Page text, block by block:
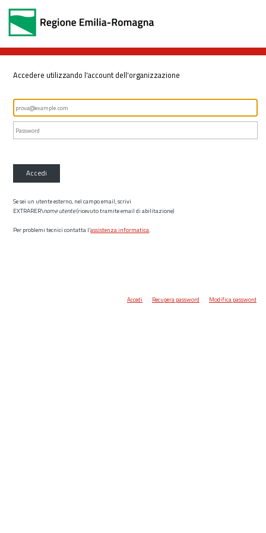
Accedere utilizzando l'account dell'organizzazione
Accedi
Se sei un utente esterno, nel campo email, scrivi
EXTRARER\nome utente(ricevuto tramite email di abilitazione)
Per problemi tecnici contatta l’assistenza informatica.
Accedi Recupera password Modifica password